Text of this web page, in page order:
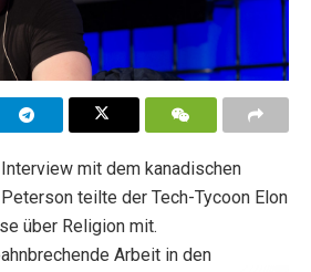
mit dem kanadischen
teilte der Tech-Tycoon Elon
über Religion mit.
Arbeit in den